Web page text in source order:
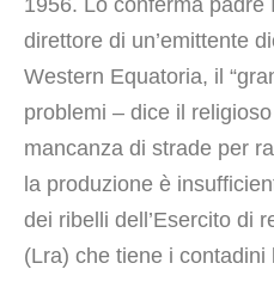
1956. Lo conferma padre
direttore di un’emittente
Western Equatoria, il
problemi – dice il
mancanza di strade per
la produzione è
dei ribelli dell’Esercito di
(Lra) che tiene i contadini